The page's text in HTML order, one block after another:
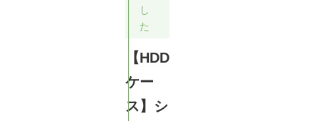
し
た
【HDD
ケー
ス】シ